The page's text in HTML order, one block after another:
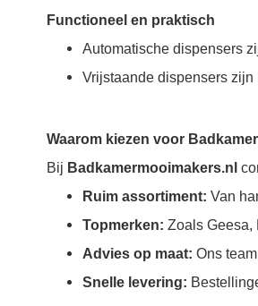
Functioneel en praktisch
Automatische dispensers
Vrijstaande dispensers
Waarom kiezen voor
Bij Badkamermooimakers.nl
Ruim assortiment: Van
Topmerken: Zoals Geesa,
Advies op maat: Ons
Snelle levering: